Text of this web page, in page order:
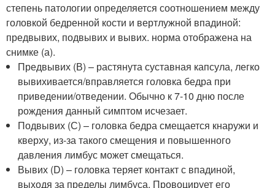
степень патологии определяется соотношением между
головкой бедренной кости и вертлужной впадиной:
предвывих, подвывих и вывих. норма отображена на
снимке (а).
Предвывих (В) – растянута суставная капсула, легко
вывихивается/вправляется головка бедра при
приведении/отведении. Обычно к 7-10 дню после
рождения данный симптом исчезает.
Подвывих (С) – головка бедра смещается кнаружи и
кверху, из-за такого смещения и повышенного
давления лимбус может смещаться.
Вывих (D) – головка теряет контакт с впадиной,
выходя за пределы лимбуса. Провоцирует его